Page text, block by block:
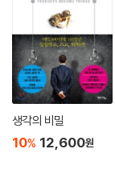
생각의 비밀
10% 12,600원